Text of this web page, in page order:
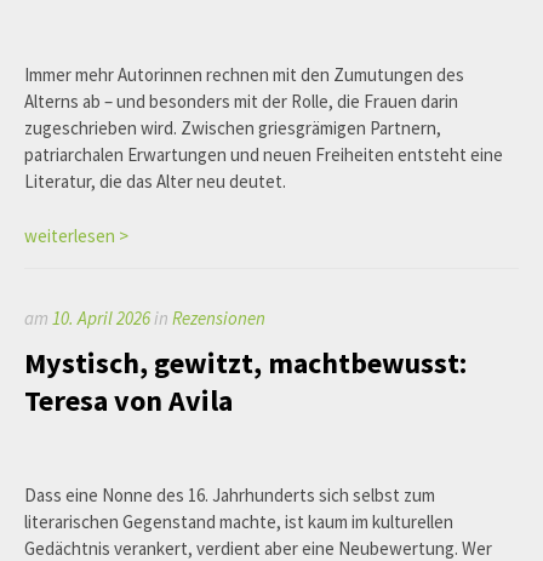
Immer mehr Autorinnen rechnen mit den Zumutungen des
Alterns ab – und besonders mit der Rolle, die Frauen darin
zugeschrieben wird. Zwischen griesgrämigen Partnern,
patriarchalen Erwartungen und neuen Freiheiten entsteht eine
Literatur, die das Alter neu deutet.
weiterlesen >
am 10. April 2026 in Rezensionen
Mystisch, gewitzt, machtbewusst:
Teresa von Avila
Dass eine Nonne des 16. Jahrhunderts sich selbst zum
literarischen Gegenstand machte, ist kaum im kulturellen
Gedächtnis verankert, verdient aber eine Neubewertung. Wer